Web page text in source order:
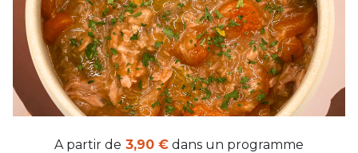
A partir de 3,90 € dans un programme